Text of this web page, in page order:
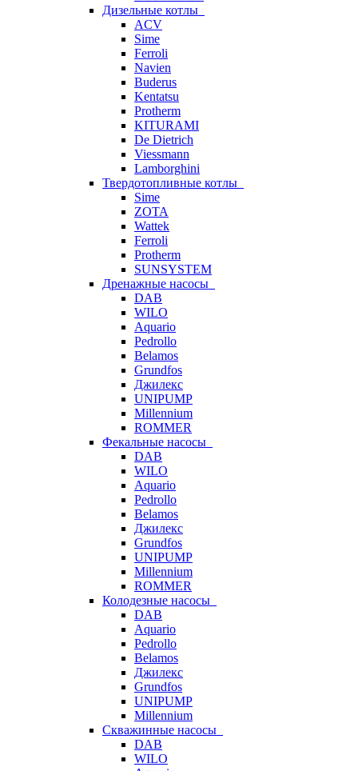
Дизельные котлы
ACV
Sime
Ferroli
Navien
Buderus
Kentatsu
Protherm
KITURAMI
De Dietrich
Viessmann
Lamborghini
Твердотопливные котлы
Sime
ZOTA
Wattek
Ferroli
Protherm
SUNSYSTEM
Дренажные насосы
DAB
WILO
Aquario
Pedrollo
Belamos
Grundfos
Джилекс
UNIPUMP
Millennium
ROMMER
Фекальные насосы
DAB
WILO
Aquario
Pedrollo
Belamos
Джилекс
Grundfos
UNIPUMP
Millennium
ROMMER
Колодезные насосы
DAB
Aquario
Pedrollo
Belamos
Джилекс
Grundfos
UNIPUMP
Millennium
Скважинные насосы
DAB
WILO